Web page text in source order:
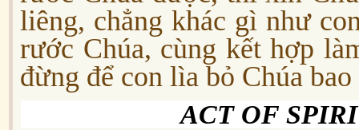
liêng, chẳng khác gì như
rước Chúa, cùng kết hợp
đừng để con lìa bỏ Chúa
ACT OF